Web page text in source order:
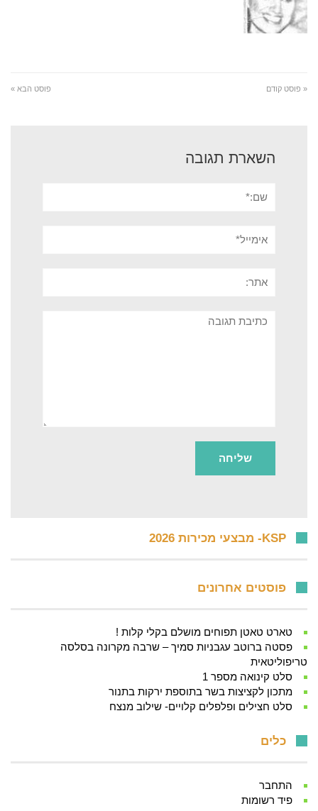
« פוסט קודם פוסט הבא »
השארת תגובה
KSP- מבצעי מכירות 2026
פוסטים אחרונים
טארט טאטן תפוחים מושלם בקלי קלות !
פסטה ברוטב עגבניות סמיך – שרבה מקרונה בסלסה
טריפוליטאית
סלט קינואה מספר 1
מתכון לקציצות בשר בתוספת ירקות בתנור
סלט חצילים ופלפלים קלויים- שילוב מנצח
כלים
התחבר
פיד רשומות